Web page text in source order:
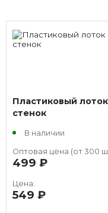
Пластиковый
стенок
В наличии
Оптовая цена (от 300
499
Цена:
549